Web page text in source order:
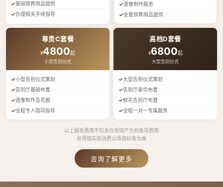
基础殡葬用品提供
办理相关手续指导
遗像制作服务
全套殡葬用品提供
尊贵C套餐
¥4800起
小型告别仪式
小型告别仪式策划
告别厅基础布置
遗像制作及花圈
全程专人陪同指导
高档D套餐
¥6800起
大型告别仪式
大型告别仪式策划
告别厅豪华布置
鲜花告别厅布置
全程一对一专属服务
以上服务费用不包含在场馆产生的各项费用
在场馆实际消费以场馆标准为准
咨询了解更多